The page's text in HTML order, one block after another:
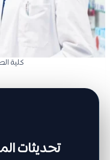
كلية
تحديثات